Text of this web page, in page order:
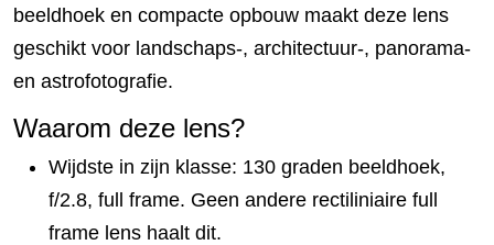
beeldhoek en compacte opbouw maakt deze lens
geschikt voor landschaps-, architectuur-, panorama-
en astrofotografie.
Waarom deze lens?
Wijdste in zijn klasse: 130 graden beeldhoek,
f/2.8, full frame. Geen andere rectiliniaire full
frame lens haalt dit.